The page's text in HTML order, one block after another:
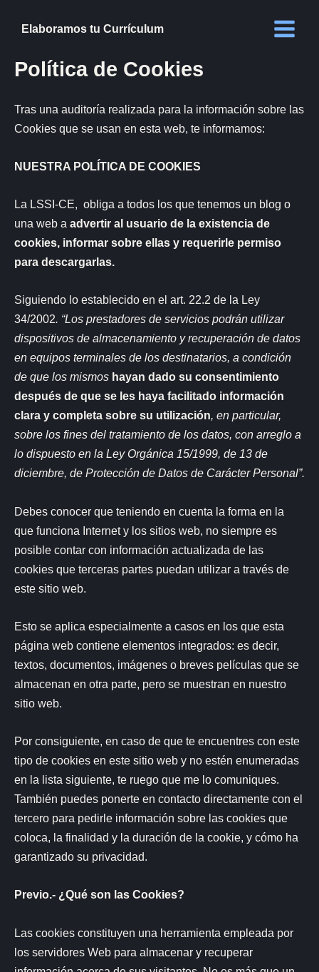
Elaboramos tu Currículum
Política de Cookies
Tras una auditoría realizada para la información sobre las
Cookies que se usan en esta web, te informamos:
NUESTRA POLÍTICA DE COOKIES
La LSSI-CE, obliga a todos los que tenemos un blog o
una web a advertir al usuario de la existencia de
cookies, informar sobre ellas y requerirle permiso
para descargarlas.
Siguiendo lo establecido en el art. 22.2 de la Ley
34/2002. “Los prestadores de servicios podrán utilizar
dispositivos de almacenamiento y recuperación de datos
en equipos terminales de los destinatarios, a condición
de que los mismos hayan dado su consentimiento
después de que se les haya facilitado información
clara y completa sobre su utilización, en particular,
sobre los fines del tratamiento de los datos, con arreglo a
lo dispuesto en la Ley Orgánica 15/1999, de 13 de
diciembre, de Protección de Datos de Carácter Personal”.
Debes conocer que teniendo en cuenta la forma en la
que funciona Internet y los sitios web, no siempre es
posible contar con información actualizada de las
cookies que terceras partes puedan utilizar a través de
este sitio web.
Esto se aplica especialmente a casos en los que esta
página web contiene elementos integrados: es decir,
textos, documentos, imágenes o breves películas que se
almacenan en otra parte, pero se muestran en nuestro
sitio web.
Por consiguiente, en caso de que te encuentres con este
tipo de cookies en este sitio web y no estén enumeradas
en la lista siguiente, te ruego que me lo comuniques.
También puedes ponerte en contacto directamente con el
tercero para pedirle información sobre las cookies que
coloca, la finalidad y la duración de la cookie, y cómo ha
garantizado su privacidad.
Previo.- ¿Qué son las Cookies?
Las cookies constituyen una herramienta empleada por
los servidores Web para almacenar y recuperar